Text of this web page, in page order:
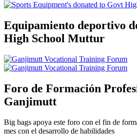
Equipamiento deportivo
High School Muttur
Foro de Formación
Ganjimutt
Big bags apoya este foro con el fin de
mes con el desarrollo de habilidades